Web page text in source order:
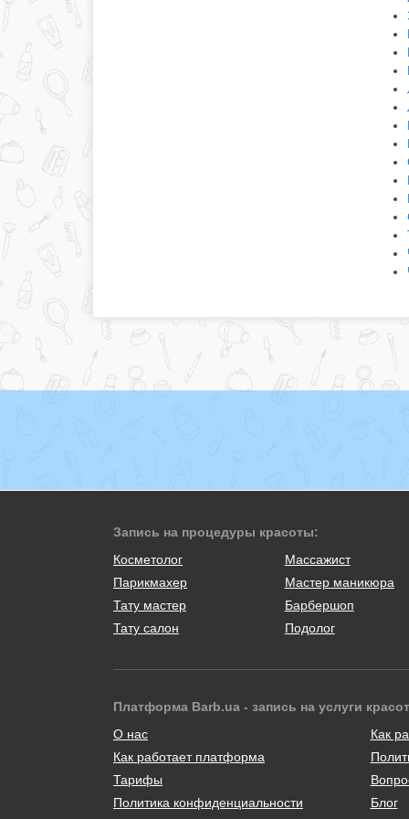
Запись на процедуры красоты:
Косметолог
Массажист
Парикмахер
Мастер маникюра
Тату мастер
Барбершоп
Тату салон
Подолог
Платформа Barb.ua - запись на услуги
О нас
Как работает платформа
Тарифы
Политика конфиденциальности
Как
Блог